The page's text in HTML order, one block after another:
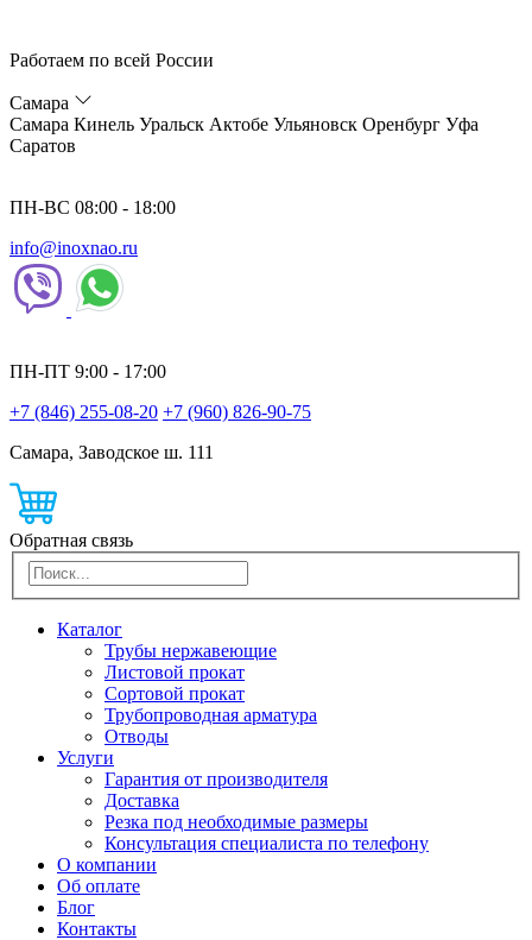
Работаем по всей России
Самара
Самара Кинель Уральск Актобе Ульяновск Оренбург Уфа
Саратов
ПН-ВС 08:00 - 18:00
info@inoxnao.ru
ПН-ПТ 9:00 - 17:00
+7 (846) 255-08-20 +7 (960) 826-90-75
Самара, Заводское ш. 111
Обратная связь
Каталог
Трубы нержавеющие
Листовой прокат
Сортовой прокат
Трубопроводная арматура
Отводы
Услуги
Гарантия от производителя
Доставка
Резка под необходимые размеры
Консультация специалиста по телефону
О компании
Об оплате
Блог
Контакты